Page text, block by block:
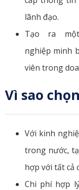
lãnh đạo.
Tạo ra
nghiệp minh
viên trong
Vì sao
Với kinh
trong nước,
hợp với tất cả
Chi phí hợp